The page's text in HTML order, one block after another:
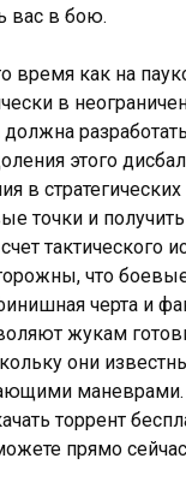
вас в бою.
время как на
в
должна
этого
в
точки и
тактического
что
черта и
жукам
они
маневрами.
торрент
прямо